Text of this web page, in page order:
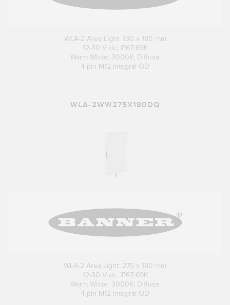
WLA-2 Area Light: 190 x 180 mm
12-30 V dc; IP67/69K
Warm White: 3000K; Diffuse
4-pin M12 Integral QD
WLA-2WW275X180DQ
WLA-2 Area Light: 275 x 180 mm
12-30 V dc; IP67/69K
Warm White: 3000K; Diffuse
4-pin M12 Integral QD